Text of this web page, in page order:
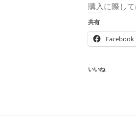
購入に際して
共有:
Facebook
いいね: